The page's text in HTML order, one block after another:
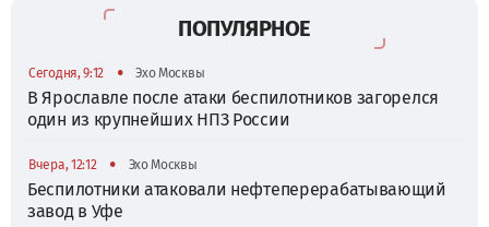
ПОПУЛЯРНОЕ
Сегодня, 9:12 • Эхо Москвы
В Ярославле после атаки беспилотников загорелся
один из крупнейших НПЗ России
Вчера, 12:12 • Эхо Москвы
Беспилотники атаковали нефтеперерабатывающий
завод в Уфе